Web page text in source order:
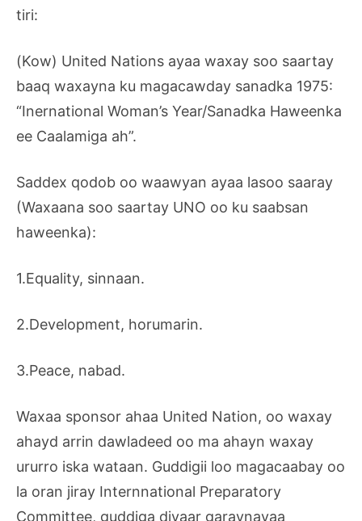
tiri:
(Kow) United Nations ayaa waxay soo saartay
baaq waxayna ku magacawday sanadka 1975:
“Inernational Woman’s Year/Sanadka Haweenka
ee Caalamiga ah”.
Saddex qodob oo waawyan ayaa lasoo saaray
(Waxaana soo saartay UNO oo ku saabsan
haweenka):
1.Equality, sinnaan.
2.Development, horumarin.
3.Peace, nabad.
Waxaa sponsor ahaa United Nation, oo waxay
ahayd arrin dawladeed oo ma ahayn waxay
ururro iska wataan. Guddigii loo magacaabay oo
la oran jiray Internnational Preparatory
Committee, guddiga diyaar garaynayaa